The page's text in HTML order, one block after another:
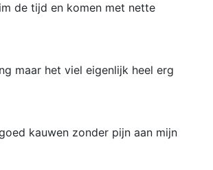
de tijd en komen met nette
maar het viel eigenlijk heel erg
kauwen zonder pijn aan mijn